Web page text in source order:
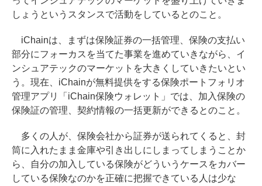
しょうというスタンスで活動をしているとのこと。
iChainは、まずは保険証券の一括管理、保険の支払い
部分にフォーカスを当てた事業を進めていきながら、イ
ンシュアテックのマーケットを大きくしていきたいとい
う。現在、iChainが無料提供をする保険ポートフォリオ
管理アプリ「iChain保険ウォレット」では、加入保険の
保険証の管理、契約情報の一括更新ができるとのこと。
多くの人が、保険会社から証券が送られてくると、封
筒に入れたまま金庫や引き出しにしまってしまうことか
ら、自分の加入している保険がどういうケースをカバー
している保険なのかを正確に把握できている人は少な